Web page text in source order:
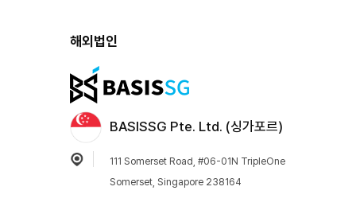
해외법인
BASISSG Pte. Ltd. (싱가포르)
111 Somerset Road, #06-01N TripleOne
Somerset, Singapore 238164